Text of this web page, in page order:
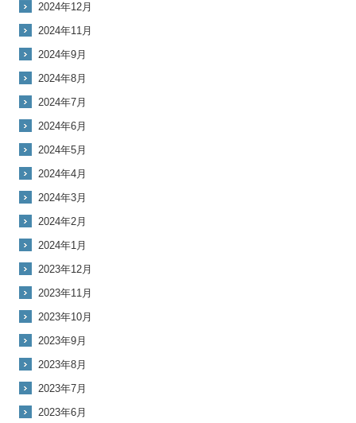
2024年12月
2024年11月
2024年9月
2024年8月
2024年7月
2024年6月
2024年5月
2024年4月
2024年3月
2024年2月
2024年1月
2023年12月
2023年11月
2023年10月
2023年9月
2023年8月
2023年7月
2023年6月